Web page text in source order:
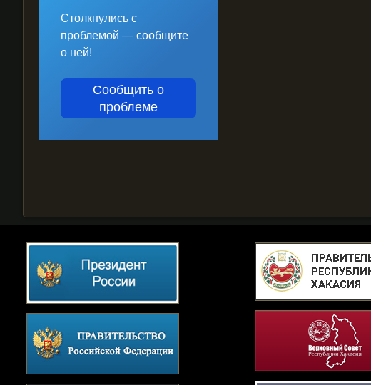
Столкнулись с
проблемой — сообщите
о ней!
Сообщить о
проблеме